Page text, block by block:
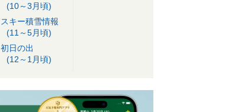
(10～3月頃)
スキー積雪情報
(11～5月頃)
初日の出
(12～1月頃)